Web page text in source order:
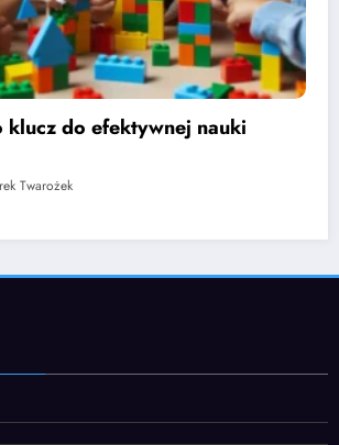
mowy u dzieci i jak je
Twarożek